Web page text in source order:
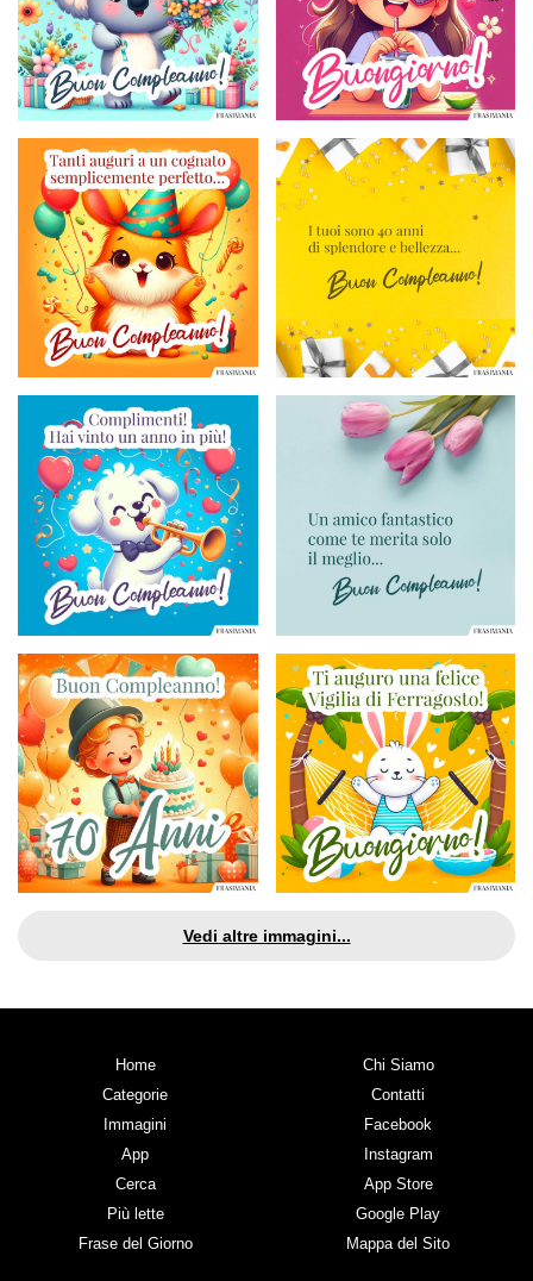
Vedi altre immagini...
Home
Categorie
Immagini
App
Cerca
Più lette
Frase del Giorno
Chi Siamo
Contatti
Facebook
Instagram
App Store
Google Play
Mappa del Sito